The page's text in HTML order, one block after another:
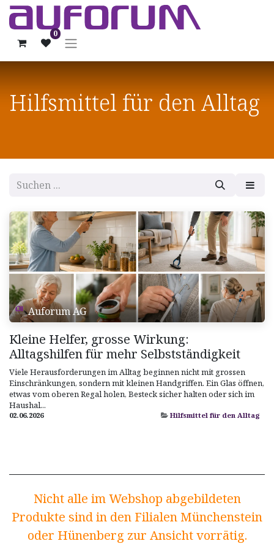
0
Hilfsmittel für den Alltag
Auforum AG
Kleine Helfer, grosse Wirkung:
Alltagshilfen für mehr Selbstständigkeit
Viele Herausforderungen im Alltag beginnen nicht mit grossen
Einschränkungen, sondern mit kleinen Handgriffen. Ein Glas öffnen,
etwas vom oberen Regal holen, Besteck sicher halten oder sich im
Haushal...
02.06.2026 Hilfsmittel für den Alltag
Nicht alle im Webshop abgebildeten
Produkte sind in den Filialen Münchenstein
oder Hünenberg zur Ansicht vorrätig.